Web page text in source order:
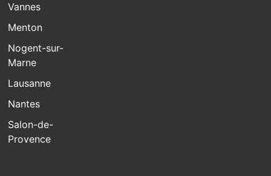
Vannes
Menton
Nogent-sur-
Marne
Lausanne
Nantes
Salon-de-
Provence